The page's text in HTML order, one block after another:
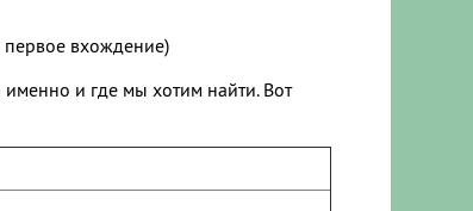
первое вхождение)
именно и где мы хотим найти. Вот